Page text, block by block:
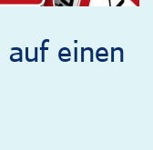
einen